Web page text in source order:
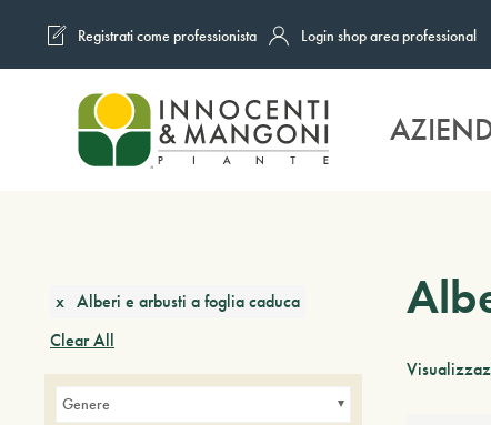
Skip to main content
Registrati come professionista Login shop area professional
x Alberi e arbusti a foglia caduca
Clear All
Genere